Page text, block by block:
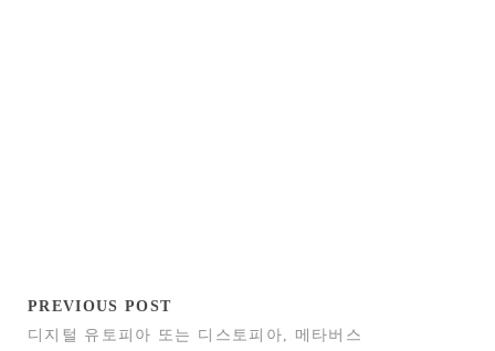
PREVIOUS POST
디지털 유토피아 또는 디스토피아, 메타버스